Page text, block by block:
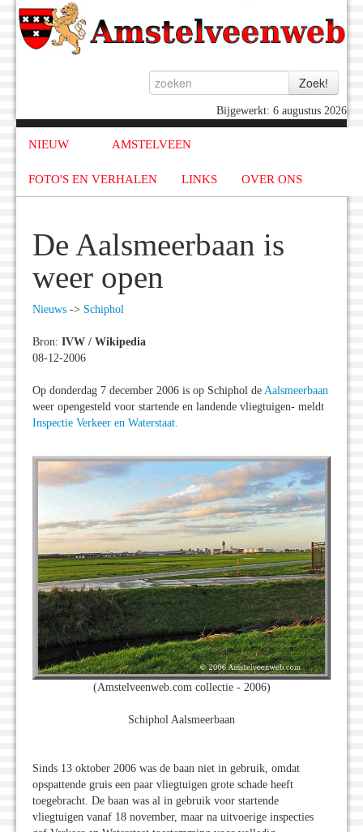
Bijgewerkt: 6 augustus 2026
NIEUW AMSTELVEEN
FOTO'S EN VERHALEN LINKS OVER ONS
De Aalsmeerbaan is
weer open
Nieuws -> Schiphol
Bron: IVW / Wikipedia
08-12-2006
Op donderdag 7 december 2006 is op Schiphol de Aalsmeerbaan
weer opengesteld voor startende en landende vliegtuigen- meldt
Inspectie Verkeer en Waterstaat.
(Amstelveenweb.com collectie - 2006)
Schiphol Aalsmeerbaan
Sinds 13 oktober 2006 was de baan niet in gebruik, omdat
opspattende gruis een paar vliegtuigen grote schade heeft
toegebracht. De baan was al in gebruik voor startende
vliegtuigen vanaf 18 november, maar na uitvoerige inspecties